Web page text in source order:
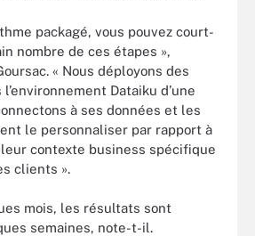
packagé, vous pouvez court-
nombre de ces étapes »,
« Nous déployons des
Dataiku d’une
à ses données et les
le personnaliser par rapport à
contexte business spécifique
clients ».
mois, les résultats sont
semaines, note-t-il.